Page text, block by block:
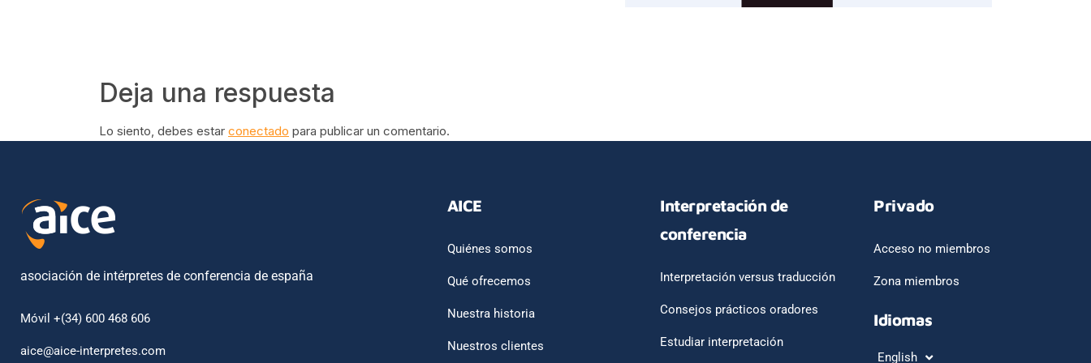
Deja una respuesta
Lo siento, debes estar conectado para publicar un comentario.
asociación de intérpretes de conferencia de españa
Móvil +(34) 600 468 606
aice@aice-interpretes.com
AICE
Quiénes somos
Qué ofrecemos
Nuestra historia
Nuestros clientes
Interpretación de
conferencia
Interpretación versus traducción
Consejos prácticos oradores
Estudiar interpretación
Privado
Acceso no miembros
Zona miembros
Idiomas
English
Français